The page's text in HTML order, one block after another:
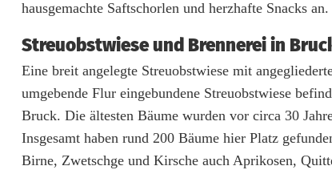
e
n
t
ü
r
i
hausgemachte Saftschorlen und herzhafte Snacks
Streuobstwiese und Brennerei in
Eine breit angelegte Streuobstwiese mit
umgebende Flur eingebundene Streuobstwiese
Bruck. Die ältesten Bäume wurden vor circa 30
Insgesamt haben rund 200 Bäume hier Platz
Birne, Zwetschge und Kirsche auch Aprikosen,